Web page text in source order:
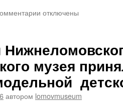
к
музей
посещают
гости
из
уголков
отключены
музея
автором lomovmuseum